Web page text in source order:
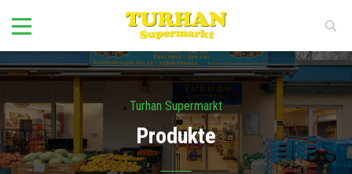
Turhan Supermarkt
Produkte